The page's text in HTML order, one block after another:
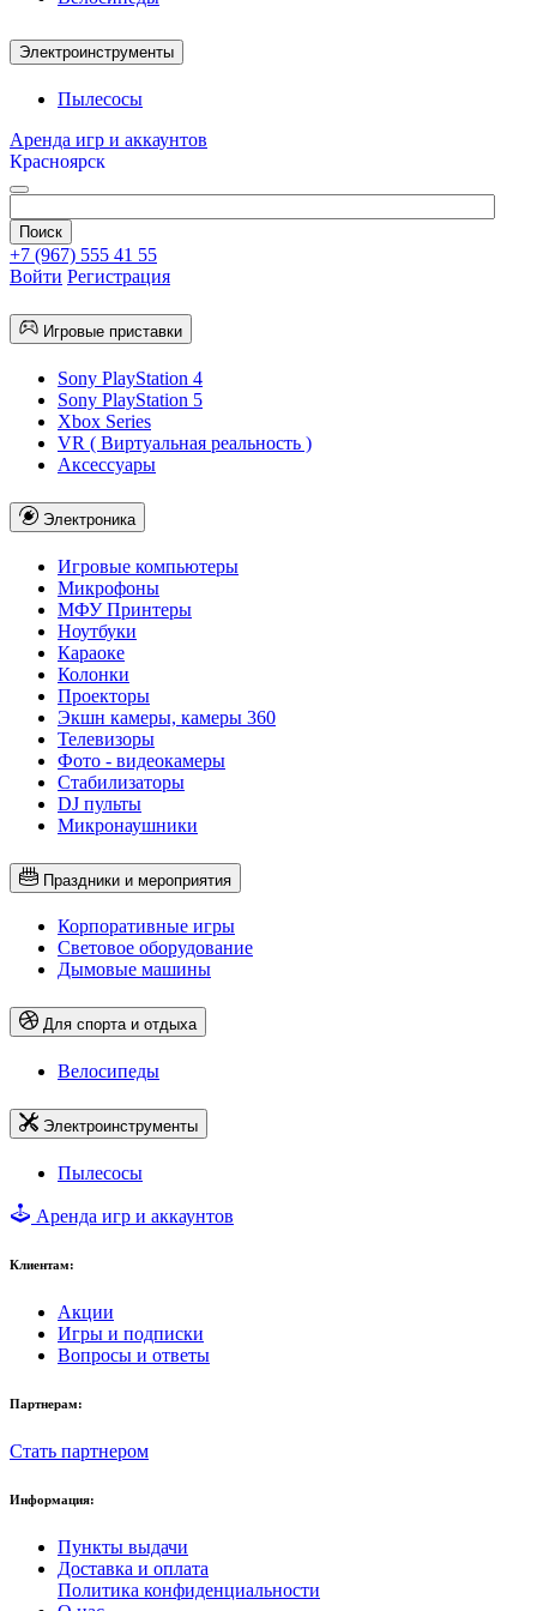
Электроинструменты
Пылесосы
Аренда игр и аккаунтов
Красноярск
+7 (967) 555 41 55
Войти Регистрация
Игровые приставки
Sony PlayStation 4
Sony PlayStation 5
Xbox Series
VR ( Виртуальная реальность )
Аксессуары
Электроника
Игровые компьютеры
Микрофоны
МФУ Принтеры
Ноутбуки
Караоке
Колонки
Проекторы
Экшн камеры, камеры 360
Телевизоры
Фото - видеокамеры
Стабилизаторы
DJ пульты
Микронаушники
Праздники и мероприятия
Корпоративные игры
Световое оборудование
Дымовые машины
Для спорта и отдыха
Велосипеды
Электроинструменты
Пылесосы
Аренда игр и аккаунтов
Клиентам:
Акции
Игры и подписки
Вопросы и ответы
Партнерам:
Стать партнером
Информация:
Пункты выдачи
Доставка и оплата
Политика конфиденциальности